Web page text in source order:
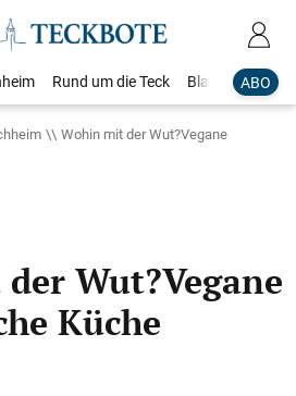
ABO
Rund um die Teck Blaulicht
Wohin mit der Wut?Vegane
Wut?Vegane
Küche